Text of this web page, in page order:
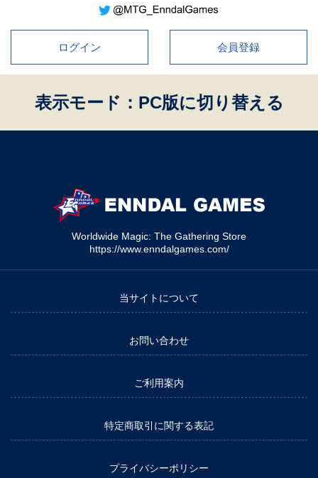
ログイン 会員登録
表示モード：PC版に切り替える
Worldwide Magic: The Gathering Store
https://www.enndalgames.com/
当サイトについて
お問い合わせ
ご利用案内
特定商取引に関する表記
プライバシーポリシー